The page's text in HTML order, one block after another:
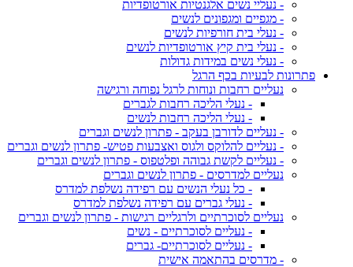
- נעליי נשים אלגנטיות אורטופדיות
- מגפיים ומגפונים לנשים
- נעלי בית חורפיות לנשים
- נעלי בית קיץ אורטופדיות לנשים
- נעלי נשים במידות גדולות
פתרונות לבעיות בכף הרגל
נעליים רחבות ונוחות לרגל נפוחה ורגישה
- נעלי הליכה רחבות לגברים
- נעלי הליכה רחבות לנשים
- נעליים לדורבן בעקב - פתרון לנשים וגברים
- נעליים להלוקס ולגוס ואצבעות פטיש- פתרון לנשים וגברים
- נעליים לקשת גבוהה ופלטפוס - פתרון לנשים וגברים
נעליים למדרסים - פתרון לנשים וגברים
- כל נעלי הנשים עם רפידה נשלפת למדרס
- נעלי גברים עם רפידה נשלפת למדרס
נעליים לסוכרתיים ולרגליים רגישות - פתרון לנשים וגברים
- נעליים לסוכרתיים - נשים
- נעליים לסוכרתיים- גברים
- מדרסים בהתאמה אישית